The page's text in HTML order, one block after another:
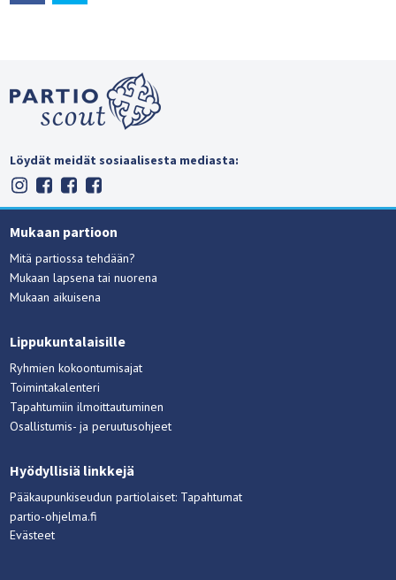
Löydät meidät sosiaalisesta mediasta:
Mukaan partioon
Mitä partiossa tehdään?
Mukaan lapsena tai nuorena
Mukaan aikuisena
Lippukuntalaisille
Ryhmien kokoontumisajat
Toimintakalenteri
Tapahtumiin ilmoittautuminen
Osallistumis- ja peruutusohjeet
Hyödyllisiä linkkejä
Pääkaupunkiseudun partiolaiset: Tapahtumat
partio-ohjelma.fi
Evästeet